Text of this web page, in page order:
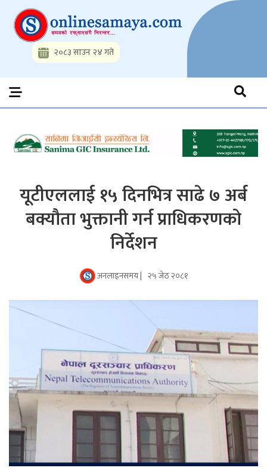
content
Onlinesamaya.com
Nepal News Portal, Business, Hot News, Interview, Opinions,
Politics, Science, Technology, Social, Media, Sports, Youth, Model
Watch, Movies
२०८३ साउन २४ गते
यूटीएललाई १५ दिनभित्र साढे ७ अर्ब
बक्यौता भुक्तानी गर्न प्राधिकरणको
निर्देशन
अनलाइनसमय | २५ जेठ २०८१